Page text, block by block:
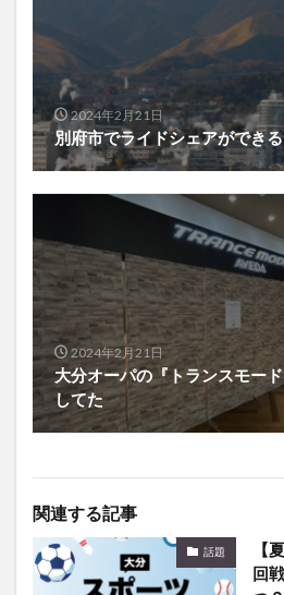
2024年2月21日
別府市でライドシェアができ
2024年2月21日
大分オーパの『トランスモー
してた
関連する記事
話題
【
回